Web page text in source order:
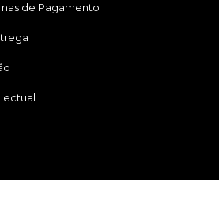
de Pagamento